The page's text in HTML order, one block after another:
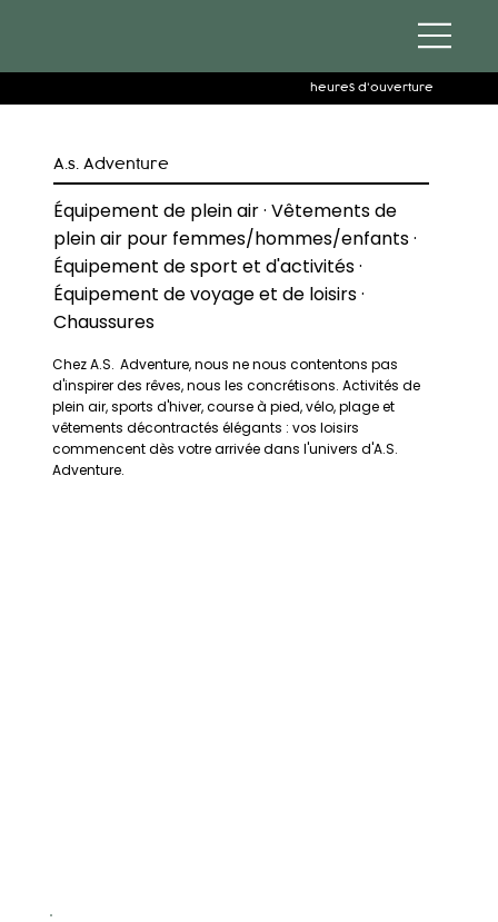
heures d'ouverture
A.s. Adventure
Équipement de plein air · Vêtements de
plein air pour femmes/hommes/enfants ·
Équipement de sport et d'activités ·
Équipement de voyage et de loisirs ·
Chaussures
Chez A.S. Adventure, nous ne nous contentons pas
d'inspirer des rêves, nous les concrétisons. Activités de
plein air, sports d'hiver, course à pied, vélo, plage et
vêtements décontractés élégants : vos loisirs
commencent dès votre arrivée dans l'univers d'A.S.
Adventure.